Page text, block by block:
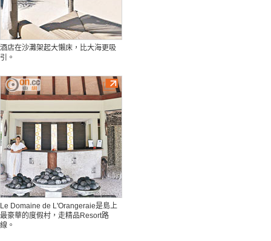
酒店在沙灘架起大懶床，比大海更吸
引。
Le Domaine de L'Orangeraie是島上
最豪華的度假村，走精品Resort路
線。